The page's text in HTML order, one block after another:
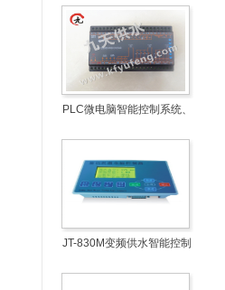
PLC微电脑智能控制系统、
JT-830M变频供水智能控制